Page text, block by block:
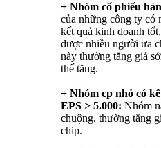
+ Nhóm cổ phiếu
của những công ty có
kết quả kinh doanh
được nhiều người ưa
này thường tăng giá
thế tăng.
+ Nhóm cp nhỏ có
EPS > 5.000: Nhóm
chuộng, thường tăng
chip.